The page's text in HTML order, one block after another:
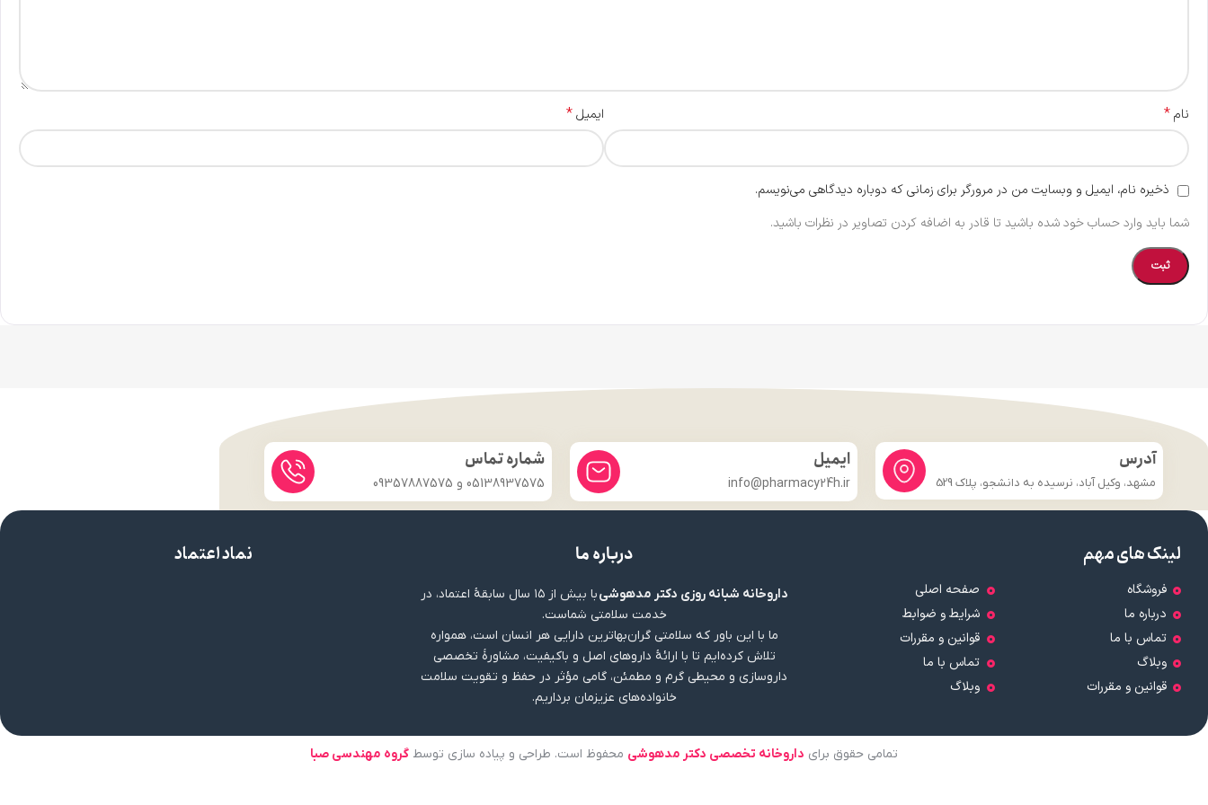
نام* ایمیل*
ذخیره نام، ایمیل و وبسایت من در مرورگر برای زمانی که دوباره دیدگاهی می‌نویسم.
شما باید وارد حساب خود شده باشید تا قادر به اضافه کردن تصاویر در نظرات باشید.
آدرس
مشهد، وکیل آباد، نرسیده به دانشجو، پلاک 529
ایمیل
info@pharmacy24h.ir
شماره تماس
05138937575 و 09357887575
لینک های مهم
فروشگاه
درباره ما
تماس با ما
وبلاگ
قوانین و مقررات
صفحه اصلی
شرایط و ضوابط
قوانین و مقررات
تماس با ما
وبلاگ
درباره ما
داروخانه شبانه روزی دکتر مدهوشی
با بیش از ۱۵ سال سابقهٔ اعتماد، در
خدمت سلامتی شماست.
ما با این باور که سلامتی گران‌بهاترین دارایی هر انسان است، همواره
تلاش کرده‌ایم تا با ارائهٔ داروهای اصل و باکیفیت، مشاورهٔ تخصصی
داروسازی و محیطی گرم و مطمئن، گامی مؤثر در حفظ و تقویت سلامت
خانواده‌های عزیزمان برداریم.
نماد اعتماد
تمامی حقوق برای داروخانه تخصصی دکتر مدهوشی محفوظ است. طراحی و پیاده سازی توسط گروه مهندسی صبا